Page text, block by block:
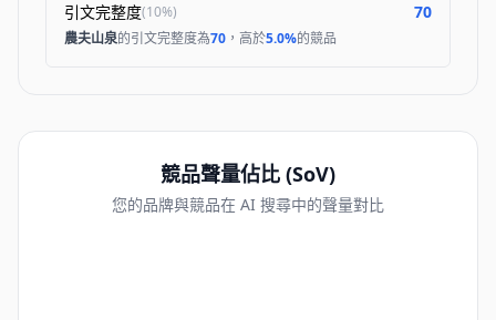
引文完整度(10%) 70
農夫山泉的引文完整度為70 ，高於5.0%的競品
競品聲量佔比 (SoV)
您的品牌與競品在 AI 搜尋中的聲量對比